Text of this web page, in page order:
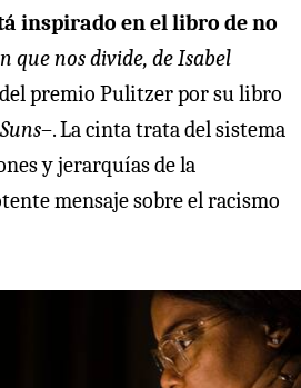
inspirado en el libro de no
que nos divide, de Isabel
premio Pulitzer por su libro
–. La cinta trata del sistema
y jerarquías de la
mensaje sobre el racismo